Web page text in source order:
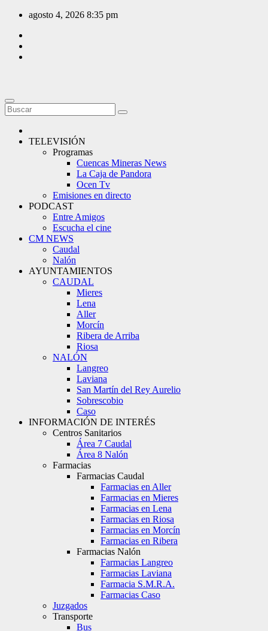
Saltar
contenido
agosto 4, 2026 8:35 pm
TELEVISIÓN
Programas
Cuencas Mineras News
La Caja de Pandora
Ocen Tv
Emisiones en directo
PODCAST
Entre Amigos
Escucha el cine
CM NEWS
Caudal
Nalón
AYUNTAMIENTOS
CAUDAL
Mieres
Lena
Aller
Morcín
Ribera de Arriba
Riosa
NALÓN
Langreo
Laviana
San Martín del Rey Aurelio
Sobrescobio
Caso
INFORMACIÓN DE INTERÉS
Centros Sanitarios
Área 7 Caudal
Área 8 Nalón
Farmacias
Farmacias Caudal
Farmacias en Aller
Farmacias en Mieres
Farmacias en Lena
Farmacias en Riosa
Farmacias en Morcín
Farmacias en Ribera
Farmacias Nalón
Farmacias Langreo
Farmacias Laviana
Farmacia S.M.R.A.
Farmacias Caso
Juzgados
Transporte
Bus